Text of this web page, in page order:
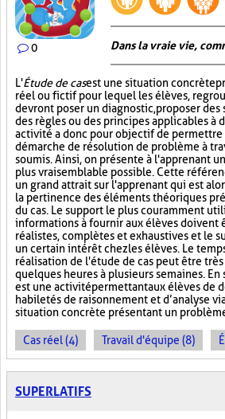
0 Dans la vraie vie,
L'Étude de casest une situation concrète
réel ou fictif pour lequel les élèves,
devront poser un diagnostic, proposer
des règles ou des principes applicables à
activité a donc pour objectif de permettre
démarche de résolution de problème à
soumis. Ainsi, on présente à l'apprenant
plus vraisemblable possible. Cette
un grand attrait sur l'apprenant qui est
la pertinence des éléments théoriques
du cas. Le support le plus couramment
informations à fournir aux élèves doivent
réalistes, complètes et exhaustives et le
un certain intérêt chez les élèves. Le
réalisation de l'étude de cas peut être
quelques heures à plusieurs semaines. En
est une activité permettant aux élèves de
habiletés de raisonnement et d’analyse
situation concrète présentant un
Cas réel (4) Travail d'équipe (8)
SUPERLATIFS